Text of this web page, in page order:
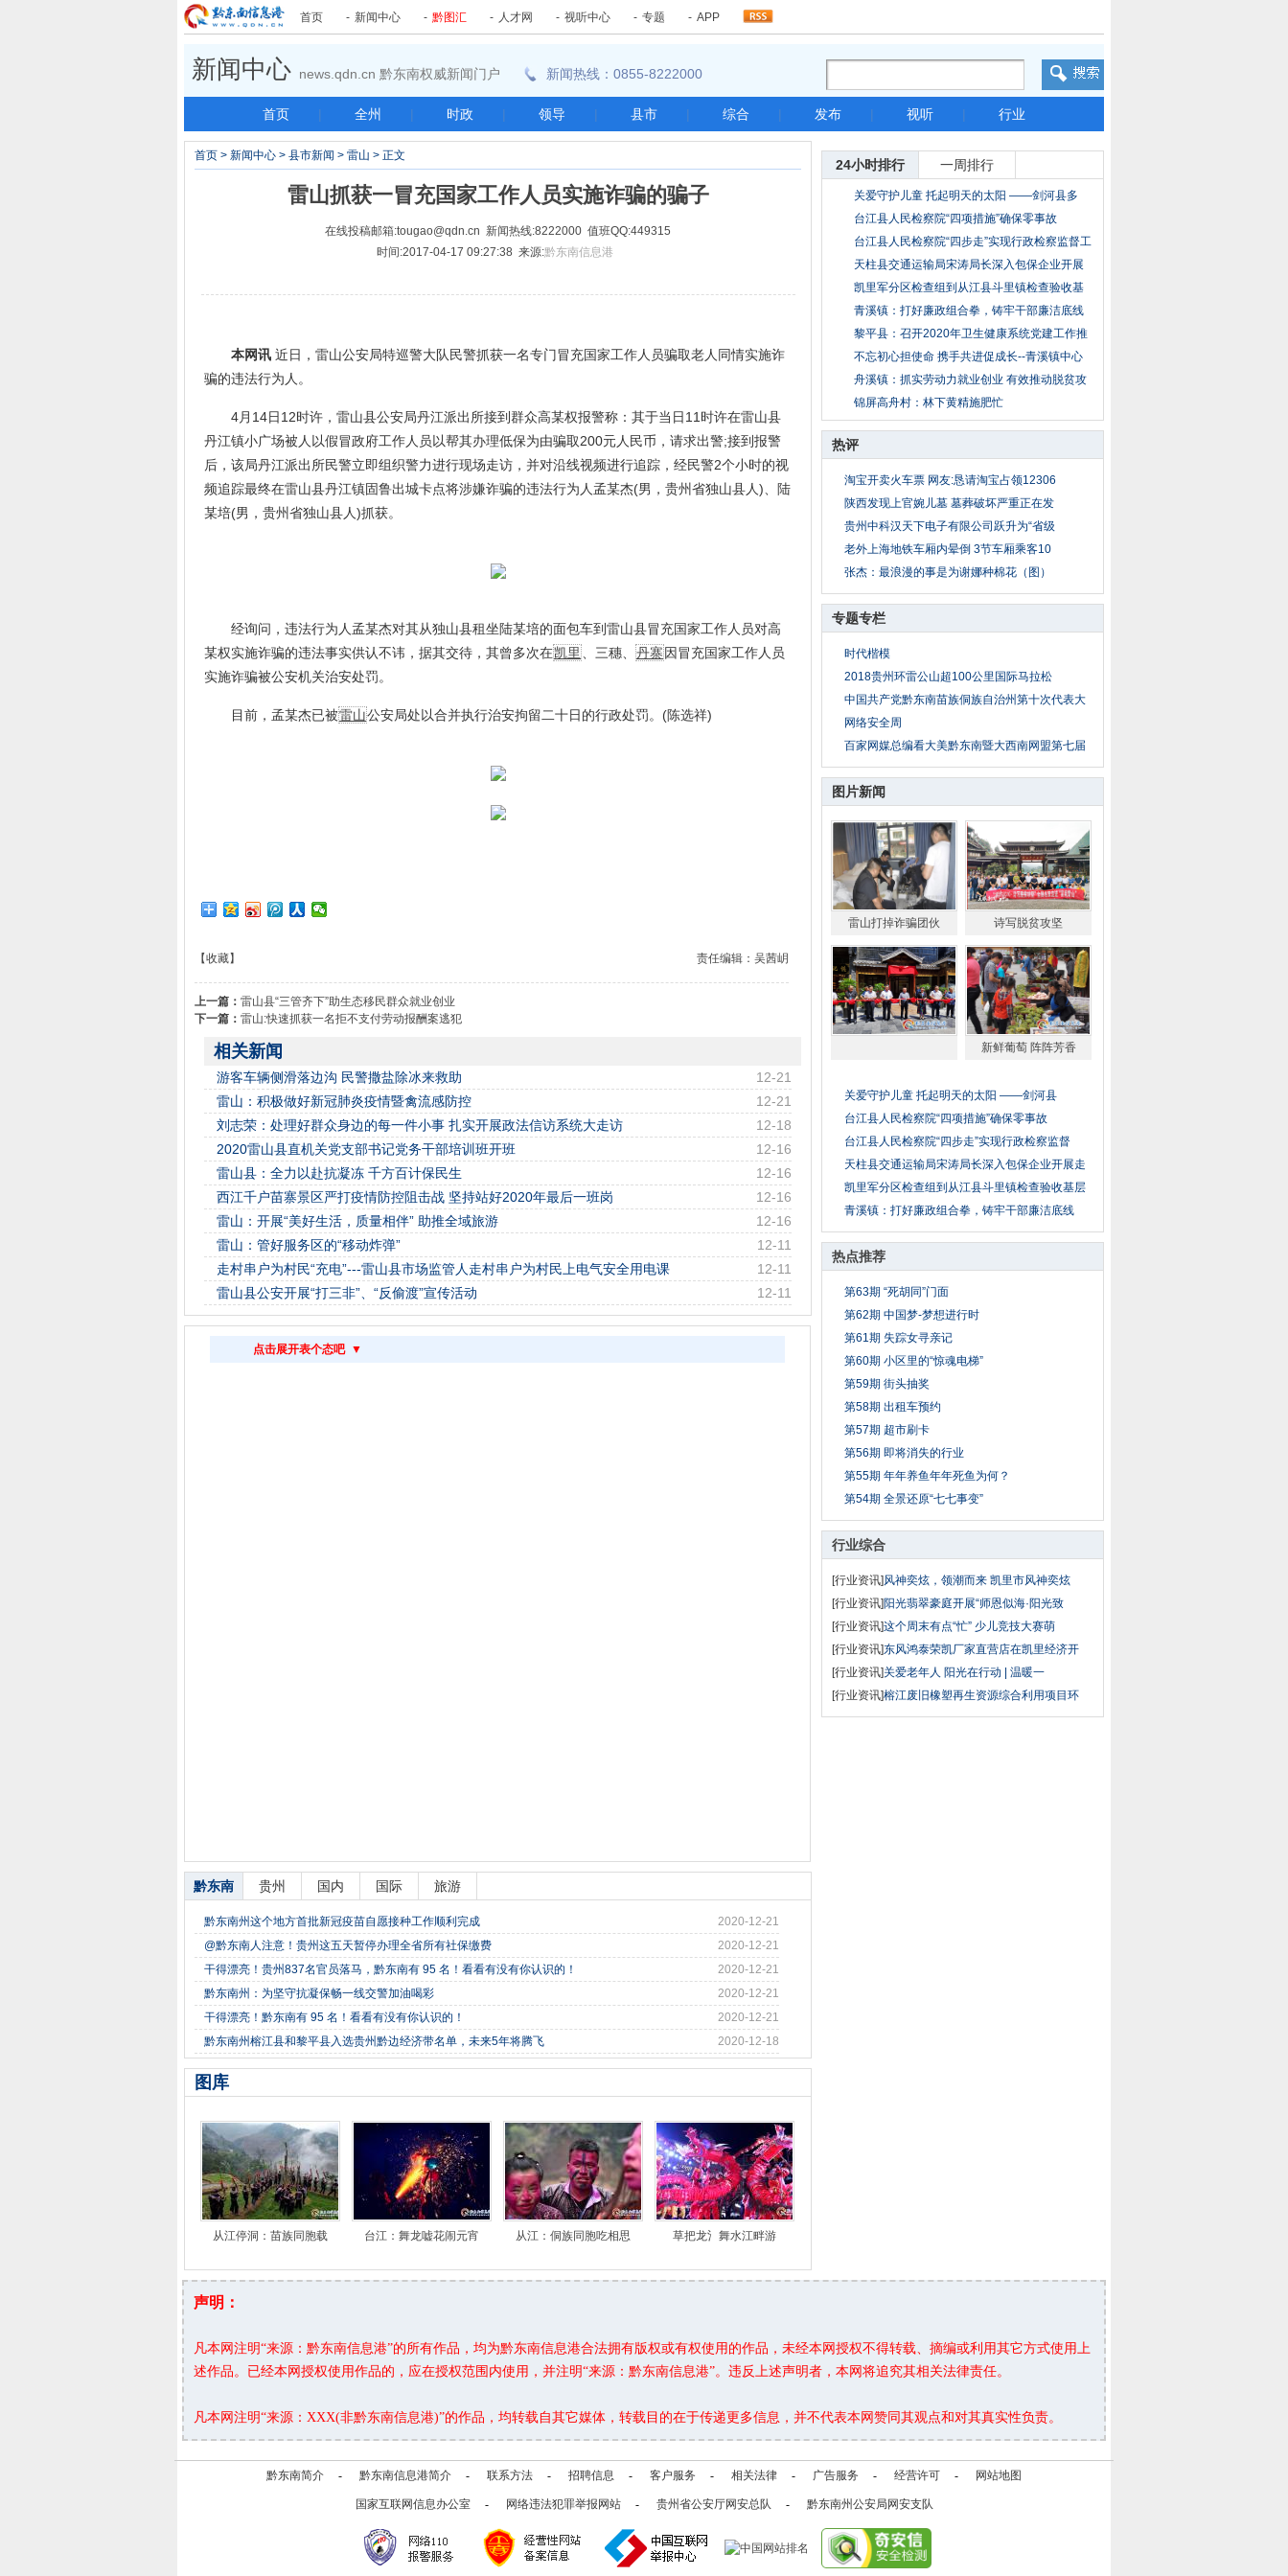
首页 - 新闻中心 - 黔图汇 - 人才网 - 视听中心 - 专题 - APP
新闻中心 news.qdn.cn 黔东南权威新闻门户 新闻热线：0855-8222000
首页 | 全州 | 时政 | 领导 | 县市 | 综合 | 发布 | 视听 | 行业
24小时排行 一周排行
关爱守护儿童 托起明天的太阳 ——剑河县多
台江县人民检察院“四项措施”确保零事故
台江县人民检察院“四步走”实现行政检察监督工
天柱县交通运输局宋涛局长深入包保企业开展
走访
凯里军分区检查组到从江县斗里镇检查验收基
层武
青溪镇：打好廉政组合拳，铸牢干部廉洁底线
黎平县：召开2020年卫生健康系统党建工作推
进会
不忘初心担使命 携手共进促成长--青溪镇中心
舟溪镇：抓实劳动力就业创业 有效推动脱贫攻
锦屏高舟村：林下黄精施肥忙
热评
淘宝开卖火车票 网友:恳请淘宝占领12306
陕西发现上官婉儿墓 墓葬破坏严重正在发
贵州中科汉天下电子有限公司跃升为“省级
老外上海地铁车厢内晕倒 3节车厢乘客10
张杰：最浪漫的事是为谢娜种棉花（图）
专题专栏
时代楷模
2018贵州环雷公山超100公里国际马拉松
中国共产党黔东南苗族侗族自治州第十次代表大
网络安全周
百家网媒总编看大美黔东南暨大西南网盟第七届
图片新闻
雷山打掉诈骗团伙 诗写脱贫攻坚
新鲜葡萄 阵阵芳香
关爱守护儿童 托起明天的太阳 ——剑河县
台江县人民检察院“四项措施”确保零事故
台江县人民检察院“四步走”实现行政检察监督
天柱县交通运输局宋涛局长深入包保企业开展走
凯里军分区检查组到从江县斗里镇检查验收基层
青溪镇：打好廉政组合拳，铸牢干部廉洁底线
热点推荐
第63期 “死胡同”门面
第62期 中国梦-梦想进行时
第61期 失踪女寻亲记
第60期 小区里的“惊魂电梯”
第59期 街头抽奖
第58期 出租车预约
第57期 超市刷卡
第56期 即将消失的行业
第55期 年年养鱼年年死鱼为何？
第54期 全景还原“七七事变”
行业综合
[行业资讯]风神奕炫，领潮而来 凯里市风神奕炫
[行业资讯]阳光翡翠豪庭开展“师恩似海·阳光致
[行业资讯]这个周末有点“忙” 少儿竞技大赛萌
[行业资讯]东风鸿泰荣凯厂家直营店在凯里经济开
[行业资讯]关爱老年人 阳光在行动 | 温暖一
[行业资讯]榕江废旧橡塑再生资源综合利用项目环
首页 > 新闻中心 > 县市新闻 > 雷山 > 正文
雷山抓获一冒充国家工作人员实施诈骗的骗子
在线投稿邮箱:tougao@qdn.cn 新闻热线:8222000 值班QQ:449315
时间:2017-04-17 09:27:38 来源:黔东南信息港
本网讯 近日，雷山公安局特巡警大队民警抓获一名专门冒充国家工作人员骗取老人同情实施诈
骗的违法行为人。
4月14日12时许，雷山县公安局丹江派出所接到群众高某权报警称：其于当日11时许在雷山县
丹江镇小广场被人以假冒政府工作人员以帮其办理低保为由骗取200元人民币，请求出警;接到报警
后，该局丹江派出所民警立即组织警力进行现场走访，并对沿线视频进行追踪，经民警2个小时的视
频追踪最终在雷山县丹江镇固鲁出城卡点将涉嫌诈骗的违法行为人孟某杰(男，贵州省独山县人)、陆
某培(男，贵州省独山县人)抓获。
经询问，违法行为人孟某杰对其从独山县租坐陆某培的面包车到雷山县冒充国家工作人员对高
某权实施诈骗的违法事实供认不讳，据其交待，其曾多次在凯里 、三穗、 丹寨因冒充国家工作人员
实施诈骗被公安机关治安处罚。
目前，孟某杰已被雷山公安局处以合并执行治安拘留二十日的行政处罚。(陈选祥)
责任编辑：吴茜岄
【收藏】
上一篇： 雷山县“三管齐下”助生态移民群众就业创业
下一篇： 雷山:快速抓获一名拒不支付劳动报酬案逃犯
相关新闻
12-21
游客车辆侧滑落边沟 民警撒盐除冰来救助
12-21
雷山：积极做好新冠肺炎疫情暨禽流感防控
12-18
刘志荣：处理好群众身边的每一件小事 扎实开展政法信访系统大走访
12-16
2020雷山县直机关党支部书记党务干部培训班开班
12-16
雷山县：全力以赴抗凝冻 千方百计保民生
12-16
西江千户苗寨景区严打疫情防控阻击战 坚持站好2020年最后一班岗
12-16
雷山：开展“美好生活，质量相伴” 助推全域旅游
12-11
雷山：管好服务区的“移动炸弹”
12-11
走村串户为村民“充电”---雷山县市场监管人走村串户为村民上电气安全用电课
12-11
雷山县公安开展“打三非”、“反偷渡”宣传活动
点击展开表个态吧 ▼
黔东南 贵州 国内 国际 旅游
2020-12-21
黔东南州这个地方首批新冠疫苗自愿接种工作顺利完成
2020-12-21
@黔东南人注意！贵州这五天暂停办理全省所有社保缴费
2020-12-21
干得漂亮！贵州837名官员落马，黔东南有 95 名！看看有没有你认识的！
2020-12-21
黔东南州：为坚守抗凝保畅一线交警加油喝彩
2020-12-21
干得漂亮！黔东南有 95 名！看看有没有你认识的！
2020-12-18
黔东南州榕江县和黎平县入选贵州黔边经济带名单，未来5年将腾飞
图库
从江停洞：苗族同胞载 台江：舞龙嘘花闹元宵 从江：侗族同胞吃相思 草把龙氵舞水江畔游
声明：
凡本网注明“来源：黔东南信息港”的所有作品，均为黔东南信息港合法拥有版权或有权使用的作品，未经本网授权不得转载、摘编或利用其它方式使用上
述作品。已经本网授权使用作品的，应在授权范围内使用，并注明“来源：黔东南信息港”。违反上述声明者，本网将追究其相关法律责任。
凡本网注明“来源：XXX(非黔东南信息港)”的作品，均转载自其它媒体，转载目的在于传递更多信息，并不代表本网赞同其观点和对其真实性负责。
黔东南简介 - 黔东南信息港简介 - 联系方法 - 招聘信息 - 客户服务 - 相关法律 - 广告服务 - 经营许可 - 网站地图
国家互联网信息办公室 - 网络违法犯罪举报网站 - 贵州省公安厅网安总队 - 黔东南州公安局网安支队